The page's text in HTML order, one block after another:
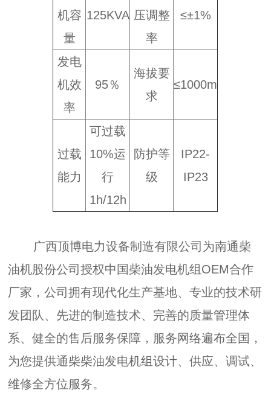
机容
量
125KVA 压调整
率
≤±1%
发电
机效
率
95％
海拔要
求
≤1000m
过载
能力
可过载
10%运
行
1h/12h
防护等
级
IP22-
IP23
广西顶博电力设备制造有限公司为南通柴
油机股份公司授权中国柴油发电机组OEM合作
厂家，公司拥有现代化生产基地、专业的技术研
发团队、先进的制造技术、完善的质量管理体
系、健全的售后服务保障，服务网络遍布全国，
为您提供通柴柴油发电机组设计、供应、调试、
维修全方位服务。